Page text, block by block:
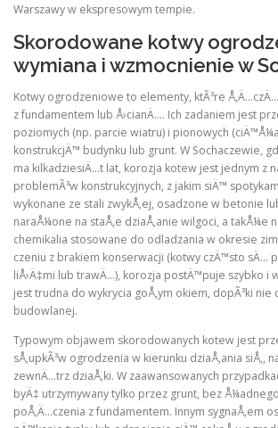
Warszawy w ekspresowym tempie.
Skorodowane kotwy
wymiana i wzmocnienie w
Kotwy ogrodzeniowe to elementy, ktÃ³re
z fundamentem lub Å›cianÄ…. Ich zadaniem jest
poziomych (np. parcie wiatru) i pionowych
konstrukcjÄ™ budynku lub grunt. W Sochaczewie,
ma kilkadziesiÄ…t lat, korozja kotew jest jednym z
problemÃ³w konstrukcyjnych, z jakim siÄ™
wykonane ze stali zwykÅ‚ej, osadzone w betonie
naraÅ¼one na staÅ‚e dziaÅ‚anie wilgoci, a takÅ¼e
chemikalia stosowane do odladzania w okresie
czeniu z brakiem konserwacji (kotwy czÄ™sto sÄ…
liÅ›Ä‡mi lub trawÄ…), korozja postÄ™puje szybko i
jest trudna do wykrycia goÅ‚ym okiem, dopÃ³ki
budowlanej.
Typowym objawem skorodowanych kotew jest
sÅ‚upkÃ³w ogrodzenia w kierunku dziaÅ‚ania siÅ‚,
zewnÄ…trz dziaÅ‚ki. W zaawansowanych
byÄ‡ utrzymywany tylko przez grunt, bez
poÅ‚Ä…czenia z fundamentem. Innym sygnaÅ‚em